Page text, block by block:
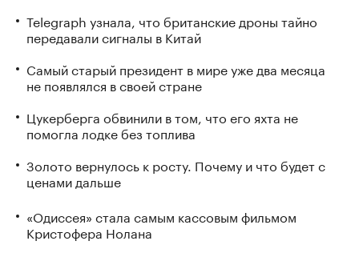
Telegraph узнала, что британские дроны тайно
передавали сигналы в Китай
Самый старый президент в мире уже два месяца
не появлялся в своей стране
Цукерберга обвинили в том, что его яхта не
помогла лодке без топлива
Золото вернулось к росту. Почему и что будет с
ценами дальше
«Одиссея» стала самым кассовым фильмом
Кристофера Нолана